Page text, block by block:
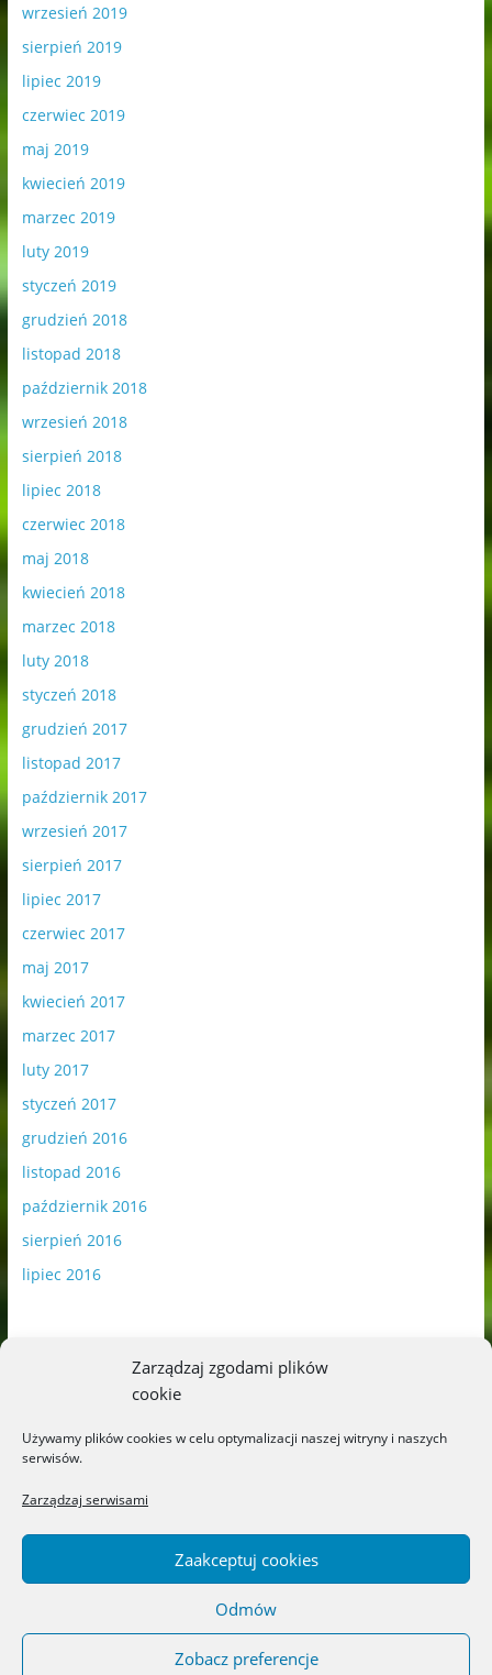
Zarządzaj zgodami plików
cookie
Używamy plików cookies w celu optymalizacji naszej witryny i naszych
serwisów.
Zarządzaj serwisami
Zaakceptuj cookies
Odmów
Zobacz preferencje
wrzesień 2019
sierpień 2019
lipiec 2019
czerwiec 2019
maj 2019
kwiecień 2019
marzec 2019
luty 2019
styczeń 2019
grudzień 2018
listopad 2018
październik 2018
wrzesień 2018
sierpień 2018
lipiec 2018
czerwiec 2018
maj 2018
kwiecień 2018
marzec 2018
luty 2018
styczeń 2018
grudzień 2017
listopad 2017
październik 2017
wrzesień 2017
sierpień 2017
lipiec 2017
czerwiec 2017
maj 2017
kwiecień 2017
marzec 2017
luty 2017
styczeń 2017
grudzień 2016
listopad 2016
październik 2016
sierpień 2016
lipiec 2016
Blog o książkach dla dzieci i młodzieży –
recenzje i rekomendacje. All rights reserved.
Theme: ColorMag byThemeGrill. Powered by